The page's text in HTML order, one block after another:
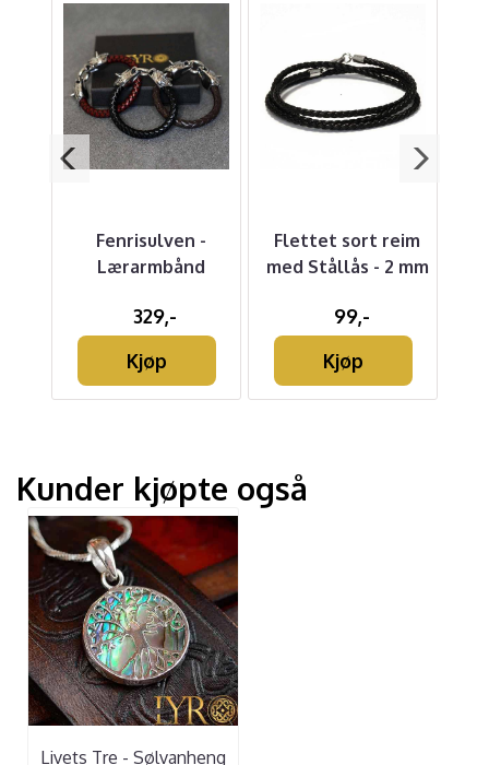
Fenrisulven -
Lærarmbånd
329,-
Kjøp
Flettet sort reim
med Stållås - 2 mm
99,-
Kjøp
Kunder kjøpte også
Livets Tre - Sølvanheng